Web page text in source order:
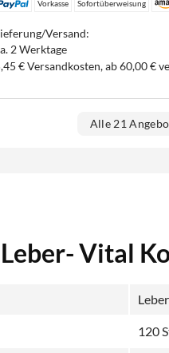
Vorkasse Sofortüberweisung
Versand:
2 Werktage
€ Versandkosten, ab 60,00 €
Alle 21
Vital
120